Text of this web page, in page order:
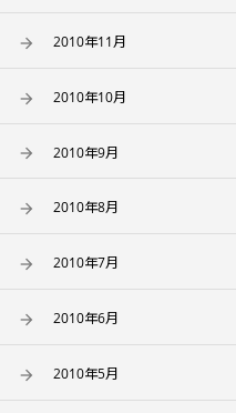
2010年11月
2010年10月
2010年9月
2010年8月
2010年7月
2010年6月
2010年5月